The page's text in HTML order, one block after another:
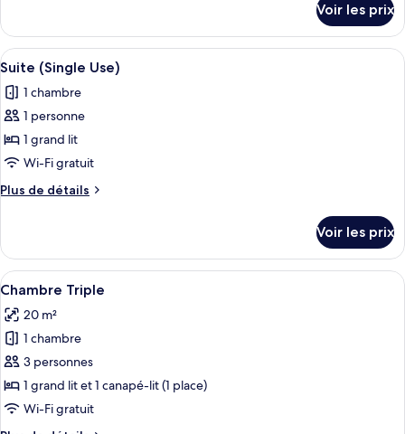
Suite
Junior
(Single
Use)
le
type
de
chambre
Suite
Junior
Use)
Voir les prix
Afficher
toutes
les
photos
pour
ce
type
de
Suite
(Single
Use)
Une chambre d’hôtel avec un
4
Suite (Single Use)
1 chambre
1 personne
1 grand lit
Wi-Fi gratuit
Plus de détails
Plus
le
type
de
Suite
(Single
Use)
Voir les prix
Afficher
toutes
les
photos
pour
ce
type
Une chambre d’hôtel avec un
5
Chambre Triple
20 m²
1 chambre
3 personnes
1 grand lit et 1 canapé-lit (1 place)
Wi-Fi gratuit